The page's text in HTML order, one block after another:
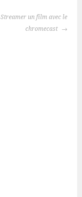
Streamer un film avec le
chromecast